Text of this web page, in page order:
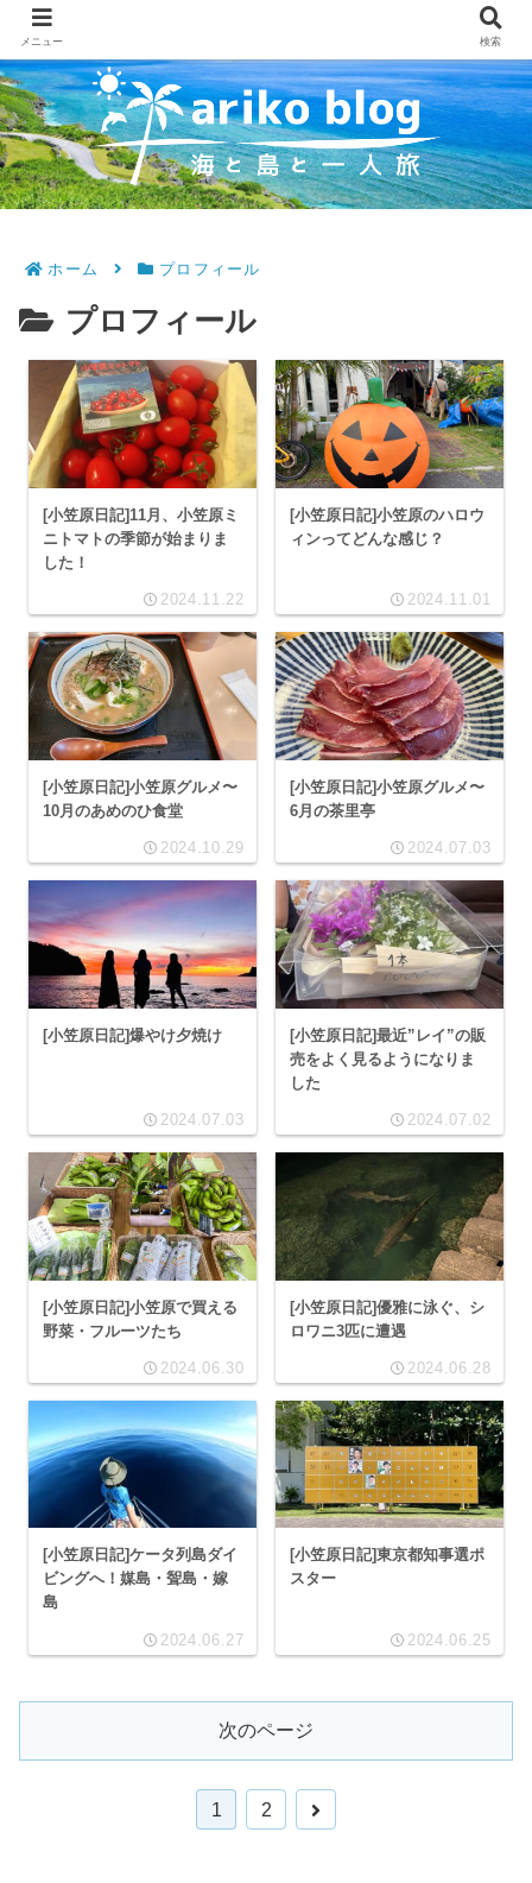
ホーム プロフィール
プロフィール
[小笠原日記]11月、小笠原ミ
ニトマトの季節が始まりま
した！
2024.11.22
[小笠原日記]小笠原のハロウ
ィンってどんな感じ？
2024.11.01
[小笠原日記]小笠原グルメ〜
10月のあめのひ食堂
2024.10.29
[小笠原日記]小笠原グルメ〜
6月の茶里亭
2024.07.03
[小笠原日記]爆やけ夕焼け
2024.07.03
[小笠原日記]最近”レイ”の販
売をよく見るようになりま
した
2024.07.02
[小笠原日記]小笠原で買える
野菜・フルーツたち
2024.06.30
[小笠原日記]優雅に泳ぐ、シ
ロワニ3匹に遭遇
2024.06.28
[小笠原日記]ケータ列島ダイ
ビングへ！媒島・聟島・嫁
島
2024.06.27
[小笠原日記]東京都知事選ポ
スター
2024.06.25
次のページ
1 2
メニュー 検索